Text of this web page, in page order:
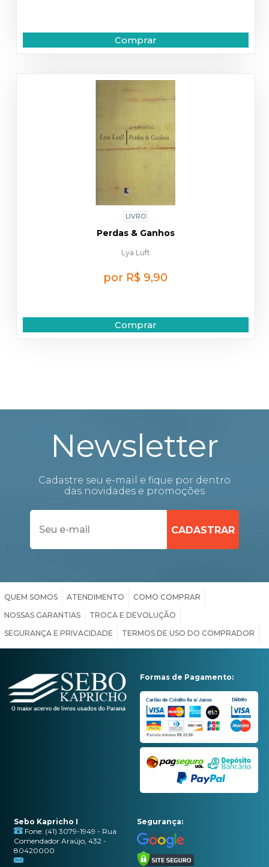
Comprar
LIVRO
Perdas & Ganhos
Lya Luft
por R$ 9,90
Comprar
Newsletter
Cadastre seu e-mail e fique por dentro
das novidades e promoções
QUEM SOMOS ATENDIMENTO
COMO COMPRAR
NOSSAS GARANTIAS
TROCA E DEVOLUÇÃO
SEGURANÇA E PRIVACIDADE
TERMOS DE USO DO COMPRADOR
Formas de Pagamento:
Sebo Kapricho I
Fone: (41) 3079-1949 - Rua
Comendador Araújo, 432 -
80420000
Segurança: